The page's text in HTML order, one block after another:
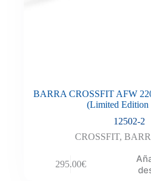
BARRA CROSSFIT AFW
(Limited Edition
12502-2
CROSSFIT,
295.00€